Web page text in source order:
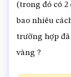
(trong đó có 2
bao nhiêu
trường hợp
vàng ?